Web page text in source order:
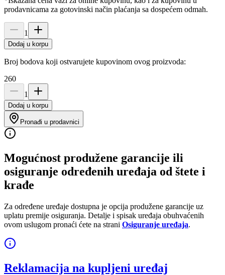
prodavnicama za gotovinski način plaćanja sa dospećem odmah.
1
Dodaj u korpu
Broj bodova koji ostvarujete kupovinom ovog proizvoda:
260
1
Dodaj u korpu
Pronađi u prodavnici
Mogućnost produžene garancije ili
osiguranje određenih uređaja od štete i
krađe
Za određene uređaje dostupna je opcija produžene garancije uz
uplatu premije osiguranja. Detalje i spisak uređaja obuhvaćenih
ovom uslugom pronaći ćete na strani Osiguranje uređaja.
Reklamacija na kupljeni uređaj